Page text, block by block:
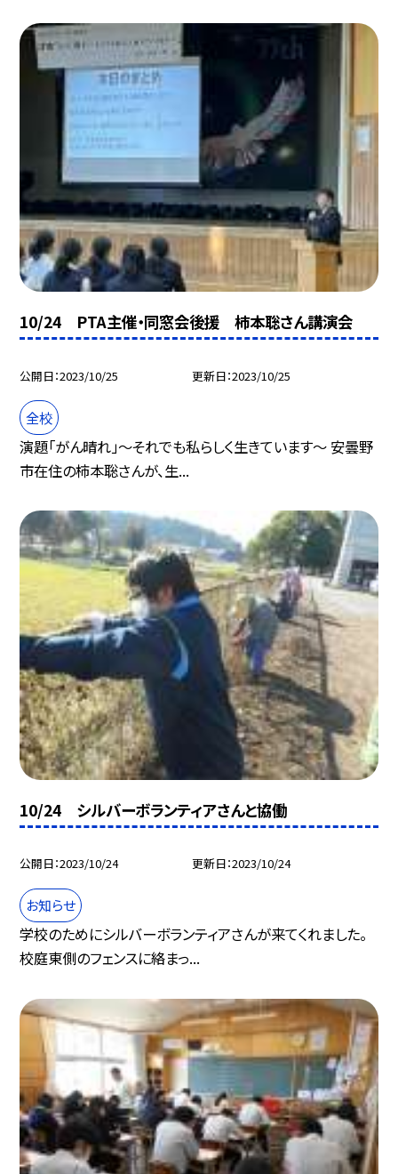
10/24 PTA主催・同窓会後援 柿本聡さん講演会
公開日 2023/10/25 更新日 2023/10/25
全校
演題「がん晴れ」〜それでも私らしく生きています〜 安曇野
市在住の柿本聡さんが、生...
10/24 シルバーボランティアさんと協働
公開日 2023/10/24 更新日 2023/10/24
お知らせ
学校のためにシルバーボランティアさんが来てくれました。
校庭東側のフェンスに絡まっ...